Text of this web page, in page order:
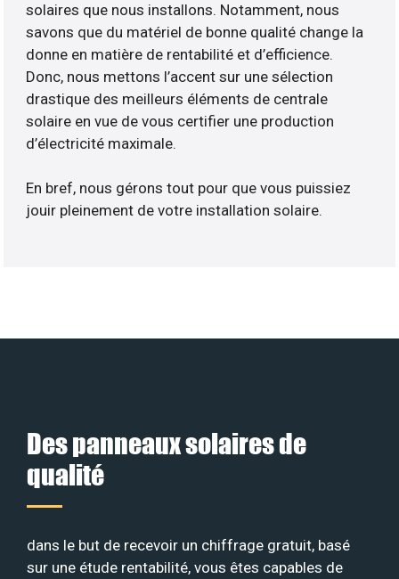
solaires que nous installons. Notamment, nous
savons que du matériel de bonne qualité change la
donne en matière de rentabilité et d’efficience.
Donc, nous mettons l’accent sur une sélection
drastique des meilleurs éléments de centrale
solaire en vue de vous certifier une production
d’électricité maximale.
En bref, nous gérons tout pour que vous puissiez
jouir pleinement de votre installation solaire.
Des panneaux solaires de
qualité
dans le but de recevoir un chiffrage gratuit, basé
sur une étude rentabilité, vous êtes capables de